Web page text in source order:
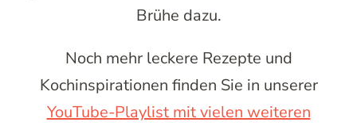
Brühe dazu.
Noch mehr leckere Rezepte und
Kochinspirationen finden Sie in unserer
YouTube-Playlist mit vielen weiteren